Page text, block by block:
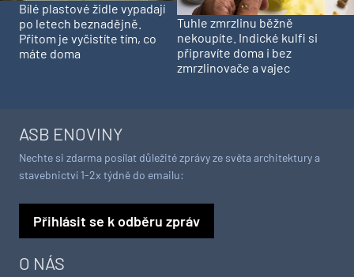
Bílé plastové židle vypadají
po letech beznadějně.
Přitom je vyčistíte tím, co
máte doma
Tuhle zmrzlinu běžně
nekoupíte. Indické kulfi si
připravíte doma i bez
zmrzlinovače a vajec
O NÁS
ASB ENOVINY
Nechte si zdarma posílat důležité zprávy ze světa architektury a
stavebnictví 1-2x týdně do emailu:
Přihlásit se k odběru zpráv